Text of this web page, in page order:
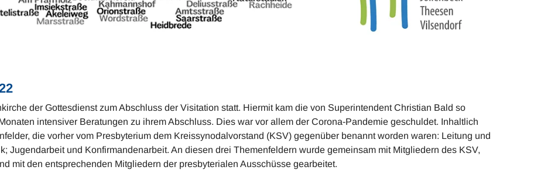
der Gottesdienst zum Abschluss der Visitation statt. Hiermit kam die von Superintendent Christian Bald so
intensiver Beratungen zu ihrem Abschluss. Dies war vor allem der Corona-Pandemie geschuldet. Inhaltlich
die vorher vom Presbyterium dem Kreissynodalvorstand (KSV) gegenüber benannt worden waren: Leitung und
Jugendarbeit und Konfirmandenarbeit. An diesen drei Themenfeldern wurde gemeinsam mit Mitgliedern des KSV,
mit den entsprechenden Mitgliedern der presbyterialen Ausschüsse gearbeitet.